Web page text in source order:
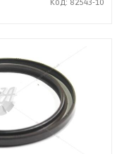
Код: 82543-10